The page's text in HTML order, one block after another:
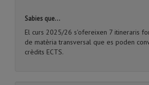
Sabies que...
El curs 2025/26 s'ofereixen 7 itineraris
de matèria transversal que es poden
crèdits ECTS.